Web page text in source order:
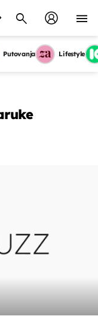
Putovanja Lifestyle